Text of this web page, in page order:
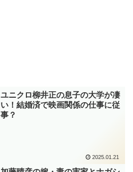
ユニクロ柳井正の息子の大学が凄
い！結婚済で映画関係の仕事に従
事？
2025.01.21